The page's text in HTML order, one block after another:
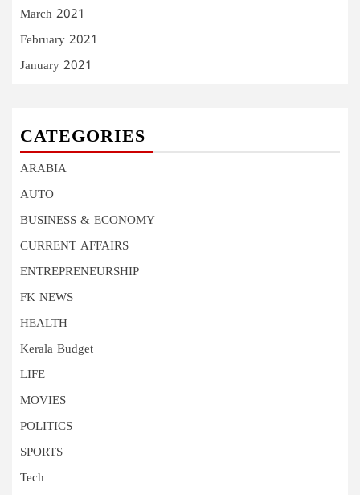
March 2021
February 2021
January 2021
CATEGORIES
ARABIA
AUTO
BUSINESS & ECONOMY
CURRENT AFFAIRS
ENTREPRENEURSHIP
FK NEWS
HEALTH
Kerala Budget
LIFE
MOVIES
POLITICS
SPORTS
Tech